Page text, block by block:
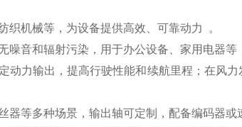
织机械等，为设备提供高效、可靠动力 。
噪音和辐射污染，用于办公设备、家用电器等
动力输出，提高行驶性能和续航里程；在风
器等多种场景，输出轴可定制，配备编码器或